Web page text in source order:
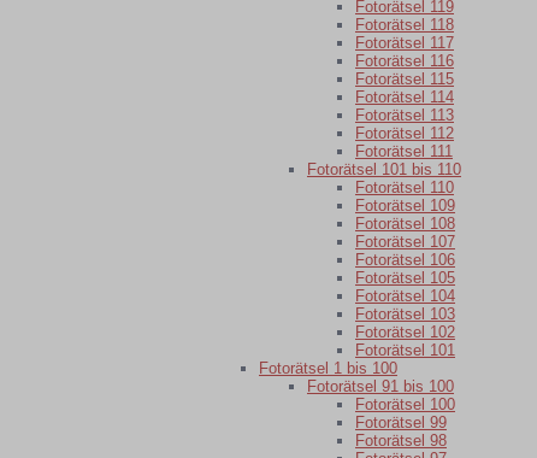
Fotorätsel 119
Fotorätsel 118
Fotorätsel 117
Fotorätsel 116
Fotorätsel 115
Fotorätsel 114
Fotorätsel 113
Fotorätsel 112
Fotorätsel 111
Fotorätsel 101 bis 110
Fotorätsel 110
Fotorätsel 109
Fotorätsel 108
Fotorätsel 107
Fotorätsel 106
Fotorätsel 105
Fotorätsel 104
Fotorätsel 103
Fotorätsel 102
Fotorätsel 101
Fotorätsel 1 bis 100
Fotorätsel 91 bis 100
Fotorätsel 100
Fotorätsel 99
Fotorätsel 98